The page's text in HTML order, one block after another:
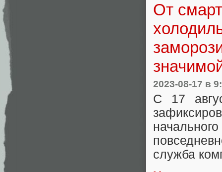
От
2023-08-17 в
С 17
служба